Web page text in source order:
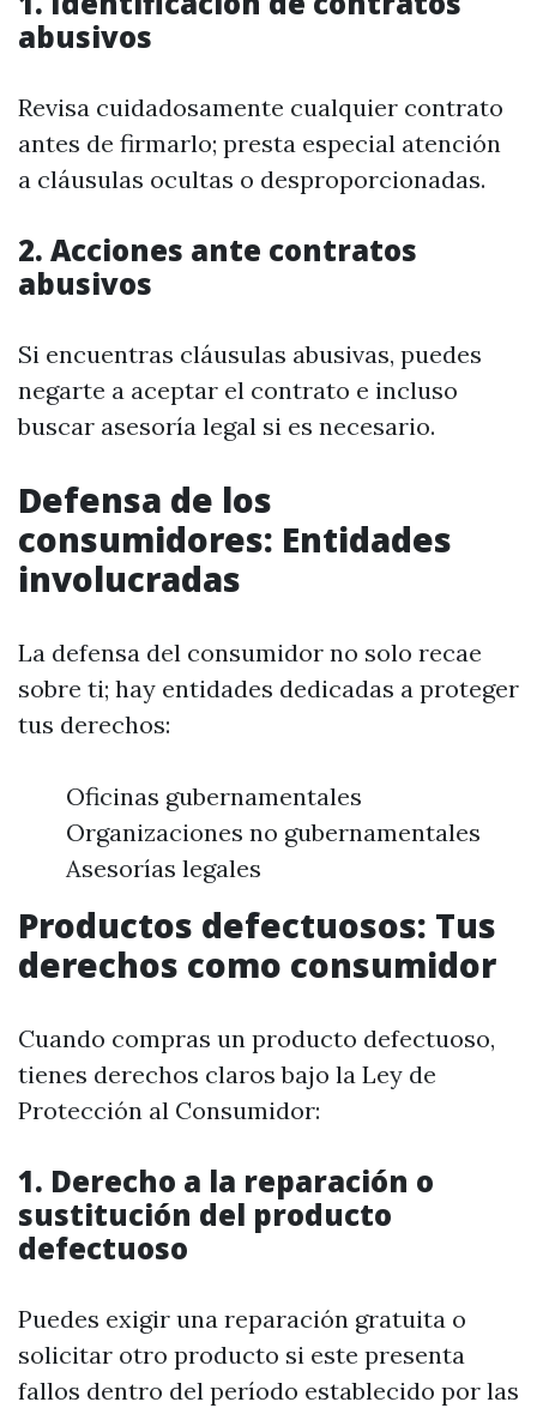
abusivos
Revisa cuidadosamente cualquier contrato
antes de firmarlo; presta especial atención
a cláusulas ocultas o desproporcionadas.
2. Acciones ante contratos
abusivos
Si encuentras cláusulas abusivas, puedes
negarte a aceptar el contrato e incluso
buscar asesoría legal si es necesario.
Defensa de los
consumidores: Entidades
involucradas
La defensa del consumidor no solo recae
sobre ti; hay entidades dedicadas a proteger
tus derechos:
Oficinas gubernamentales
Organizaciones no gubernamentales
Asesorías legales
Productos defectuosos: Tus
derechos como consumidor
Cuando compras un producto defectuoso,
tienes derechos claros bajo la Ley de
Protección al Consumidor:
1. Derecho a la reparación o
sustitución del producto
defectuoso
Puedes exigir una reparación gratuita o
solicitar otro producto si este presenta
fallos dentro del período establecido por las